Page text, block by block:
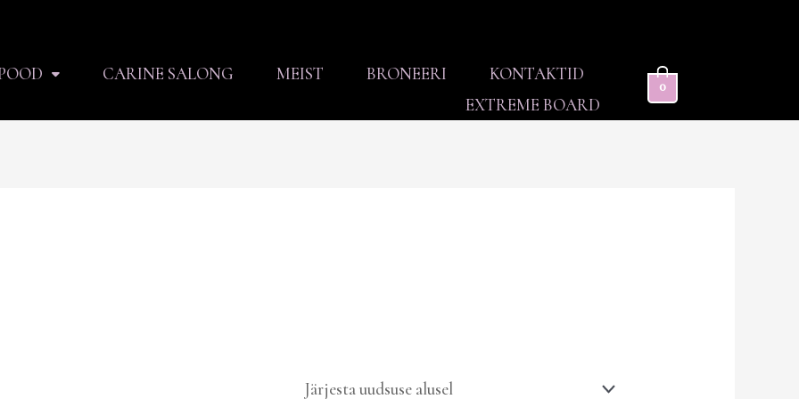
CARINE SALONG MEIST BRONEERI
KONTAKTID
EXTREME BOARD
0